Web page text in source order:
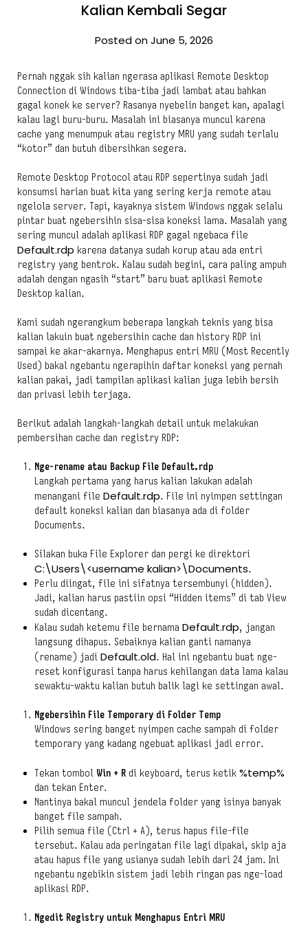
Kalian Kembali Segar
Posted on June 5, 2026
Pernah nggak sih kalian ngerasa aplikasi Remote Desktop
Connection di Windows tiba-tiba jadi lambat atau bahkan
gagal konek ke server? Rasanya nyebelin banget kan, apalagi
kalau lagi buru-buru. Masalah ini biasanya muncul karena
cache yang menumpuk atau registry MRU yang sudah terlalu
“kotor” dan butuh dibersihkan segera.
Remote Desktop Protocol atau RDP sepertinya sudah jadi
konsumsi harian buat kita yang sering kerja remote atau
ngelola server. Tapi, kayaknya sistem Windows nggak selalu
pintar buat ngebersihin sisa-sisa koneksi lama. Masalah yang
sering muncul adalah aplikasi RDP gagal ngebaca file
Default.rdp karena datanya sudah korup atau ada entri
registry yang bentrok. Kalau sudah begini, cara paling ampuh
adalah dengan ngasih “start” baru buat aplikasi Remote
Desktop kalian.
Kami sudah ngerangkum beberapa langkah teknis yang bisa
kalian lakuin buat ngebersihin cache dan history RDP ini
sampai ke akar-akarnya. Menghapus entri MRU (Most Recently
Used) bakal ngebantu ngerapihin daftar koneksi yang pernah
kalian pakai, jadi tampilan aplikasi kalian juga lebih bersih
dan privasi lebih terjaga.
Berikut adalah langkah-langkah detail untuk melakukan
pembersihan cache dan registry RDP:
Nge-rename atau Backup File Default.rdp
Langkah pertama yang harus kalian lakukan adalah
menangani file Default.rdp. File ini nyimpen settingan
default koneksi kalian dan biasanya ada di folder
Documents.
Silakan buka File Explorer dan pergi ke direktori
C:\Users\<username kalian>\Documents.
Perlu diingat, file ini sifatnya tersembunyi (hidden).
Jadi, kalian harus pastiin opsi “Hidden items” di tab View
sudah dicentang.
Kalau sudah ketemu file bernama Default.rdp, jangan
langsung dihapus. Sebaiknya kalian ganti namanya
(rename) jadi Default.old. Hal ini ngebantu buat nge-
reset konfigurasi tanpa harus kehilangan data lama kalau
sewaktu-waktu kalian butuh balik lagi ke settingan awal.
Ngebersihin File Temporary di Folder Temp
Windows sering banget nyimpen cache sampah di folder
temporary yang kadang ngebuat aplikasi jadi error.
Tekan tombol Win + R di keyboard, terus ketik %temp%
dan tekan Enter.
Nantinya bakal muncul jendela folder yang isinya banyak
banget file sampah.
Pilih semua file (Ctrl + A), terus hapus file-file
tersebut. Kalau ada peringatan file lagi dipakai, skip aja
atau hapus file yang usianya sudah lebih dari 24 jam. Ini
ngebantu ngebikin sistem jadi lebih ringan pas nge-load
aplikasi RDP.
Ngedit Registry untuk Menghapus Entri MRU